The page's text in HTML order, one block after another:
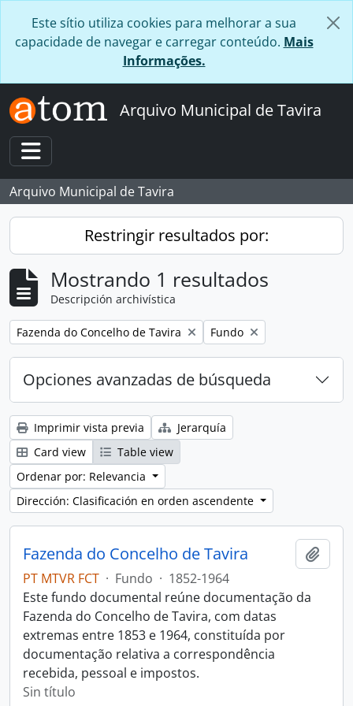
Este sítio utiliza cookies para melhorar a sua
capacidade de navegar e carregar conteúdo. Mais
Informações.
Arquivo Municipal de Tavira
Toggle navigation
Arquivo Municipal de Tavira
Restringir resultados por:
Mostrando 1 resultados
Descripción archivística
Remove filter:
Fazenda do Concelho de Tavira Remove filter:
Fundo
Opciones avanzadas de búsqueda
Imprimir vista previa
Jerarquía
Card view
Table view
Ordenar por: Relevancia
Dirección: Clasificación en orden ascendente
Fazenda do Concelho de Tavira
PT MTVR FCT · Fundo · 1852-1964
Este fundo documental reúne documentação da
Fazenda do Concelho de Tavira, com datas
extremas entre 1853 e 1964, constituída por
documentação relativa a correspondência
recebida, pessoal e impostos.
Sin título